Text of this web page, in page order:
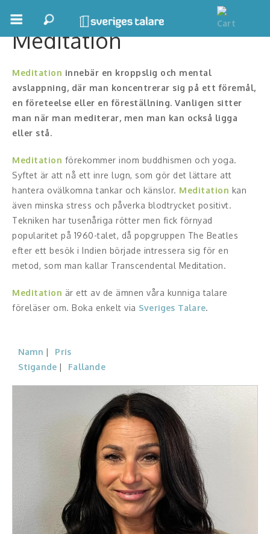
Boka ett möte
Samhällsnytta
Inspiration
Inspirerande Föreläsare
Personlig utveckling, målsättning
Keynote
Moderator, konferencier
Moderator
Konferencier
Radio och TV-profiler
Humoristiska föredrag
Ljus och belysning
Komiker
Konst
Meditation
Meditation innebär en kroppslig och mental
avslappning, där man koncentrerar sig på ett föremål,
en företeelse eller en föreställning. Vanligen sitter
man när man mediterar, men man kan också ligga
eller stå.
Meditation förekommer inom buddhismen och yoga.
Syftet är att nå ett inre lugn, som gör det lättare att
hantera ovälkomna tankar och känslor. Meditation kan
även minska stress och påverka blodtrycket positivt.
Tekniken har tusenåriga rötter men fick förnyad
popularitet på 1960-talet, då popgruppen The Beatles
efter ett besök i Indien började intressera sig för en
metod, som man kallar Transcendental Meditation.
Meditation är ett av de ämnen våra kunniga talare
föreläser om. Boka enkelt via Sveriges Talare.
Namn
Pris
Stigande
Fallande